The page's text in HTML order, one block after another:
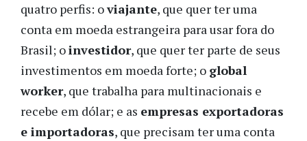
quatro perfis: oviajante, que quer ter uma
conta em moeda estrangeira para usar fora do
Brasil; oinvestidor, que quer ter parte de seus
investimentos em moeda forte; o global
worker, que trabalha para multinacionais e
recebe em dólar; e as empresas exportadoras
e importadoras, que precisam ter uma conta